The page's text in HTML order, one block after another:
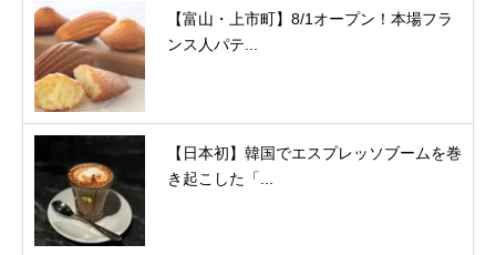
【富山・上市町】8/1オープン！本場フラ
ンス人パテ...
【日本初】韓国でエスプレッソブームを巻
き起こした「...